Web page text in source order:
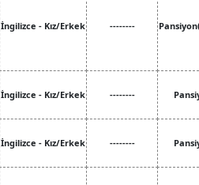
İngilizce - Kız/Erkek --------
İngilizce - Kız/Erkek --------
İngilizce - Kız/Erkek --------